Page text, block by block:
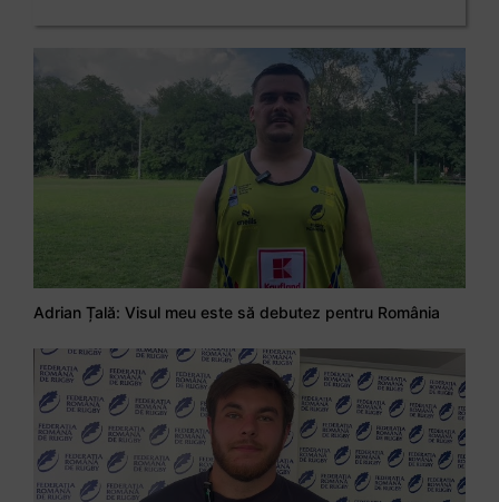
Adrian Țală: Visul meu este să debutez pentru România